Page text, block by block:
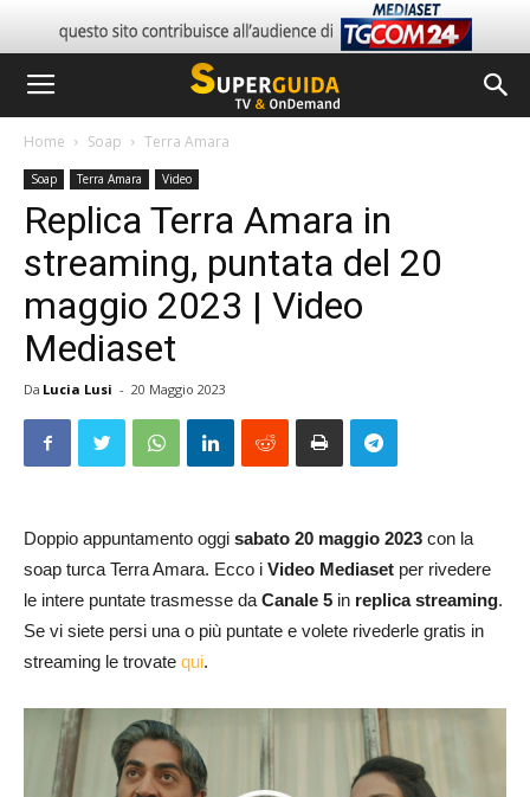
Home Soap Terra Amara
Soap Terra Amara Video
Replica Terra Amara in
streaming, puntata del 20
maggio 2023 | Video
Mediaset
Da Lucia Lusi - 20 Maggio 2023
Doppio appuntamento oggi sabato 20 maggio 2023 con la
soap turca Terra Amara. Ecco i Video Mediaset per rivedere
le intere puntate trasmesse da Canale 5 in replica streaming.
Se vi siete persi una o più puntate e volete rivederle gratis in
streaming le trovate qui.